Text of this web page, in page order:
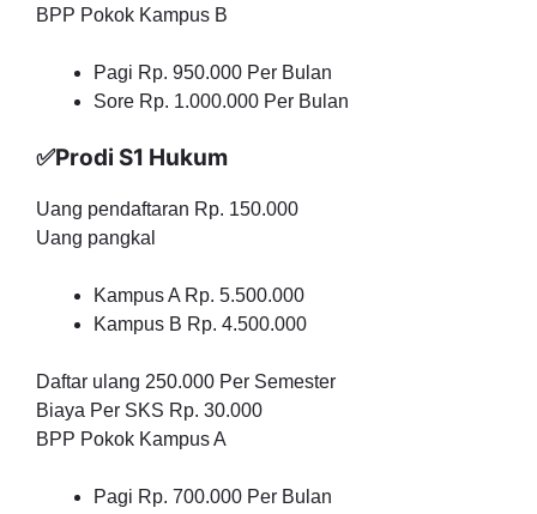
BPP Pokok Kampus B
Pagi Rp. 950.000 Per Bulan
Sore Rp. 1.000.000 Per Bulan
✅Prodi S1 Hukum
Uang pendaftaran Rp. 150.000
Uang pangkal
Kampus A Rp. 5.500.000
Kampus B Rp. 4.500.000
Daftar ulang 250.000 Per Semester
Biaya Per SKS Rp. 30.000
BPP Pokok Kampus A
Pagi Rp. 700.000 Per Bulan